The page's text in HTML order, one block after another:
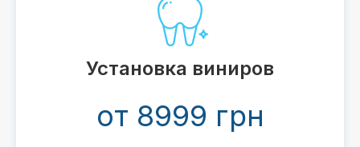
Отбеливание Magic Smile
от 2 999 грн
Ваша уверенность и привлекательность
благодаря белой улыбке. Безопасно.